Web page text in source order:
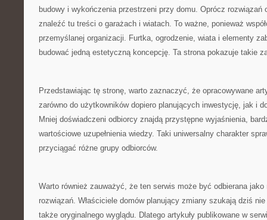
budowy i wykończenia przestrzeni przy domu. Oprócz rozwiązań
znaleźć tu treści o garażach i wiatach. To ważne, ponieważ
przemyślanej organizacji. Furtka, ogrodzenie, wiata i elementy
budować jedną estetyczną koncepcję. Ta strona pokazuje takie
Przedstawiając tę stronę, warto zaznaczyć, że opracowywane
zarówno do użytkowników dopiero planujących inwestycję, jak i
Mniej doświadczeni odbiorcy znajdą przystępne wyjaśnienia,
wartościowe uzupełnienia wiedzy. Taki uniwersalny charakter
przyciągać różne grupy odbiorców.
Warto również zauważyć, że ten serwis może być odbierana jako
rozwiązań. Właściciele domów planujący zmiany szukają dziś
także oryginalnego wyglądu. Dlatego artykuły publikowane w